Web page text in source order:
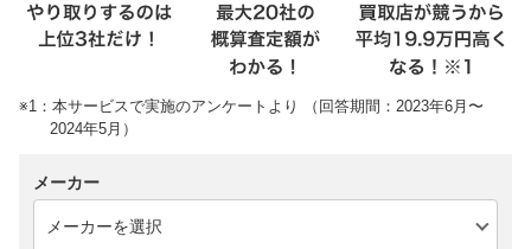
※1：本サービスで実施のアンケートより （回答期間：2023年6月〜
2024年5月）
メーカー